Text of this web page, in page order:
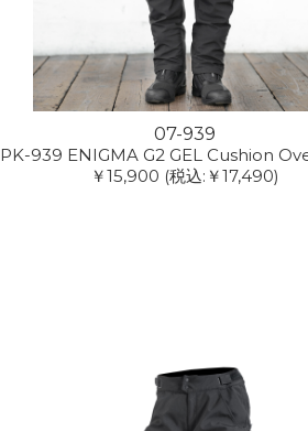
07-939
PK-939 ENIGMA G2 GEL Cushion
￥15,900 (税込:￥17,490)